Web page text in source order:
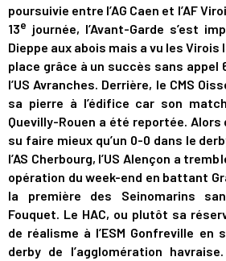
poursuivie entre l’AG Caen et l’AF
13e journée, l’Avant-Garde s’est
Dieppe aux abois mais a vu les
place grâce à un succès sans appel
l’US Avranches. Derrière, le CMS
sa pierre à l’édifice car son
Quevilly-Rouen a été reportée. Alors
su faire mieux qu’un 0-0 dans le
l’AS Cherbourg, l’US Alençon a
opération du week-end en battant
la première des Seinomarins
Fouquet. Le HAC, ou plutôt sa
de réalisme à l’ESM Gonfreville en
derby de l’agglomération